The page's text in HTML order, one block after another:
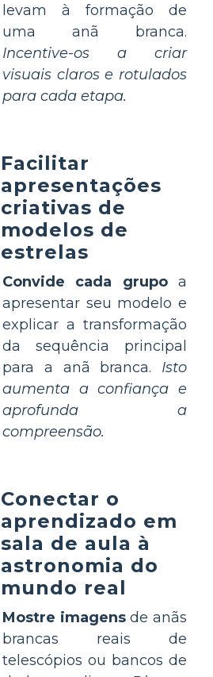
levam à formação de
uma anã branca.
Incentive-os a criar
visuais claros e rotulados
para cada etapa.
Facilitar
apresentações
criativas de
modelos de
estrelas
Convide cada grupoa
apresentar seu modelo e
explicar a transformação
da sequência principal
para a anã branca. Isto
aumenta a confiança e
aprofunda a
compreensão.
Conectar o
aprendizado em
sala de aula à
astronomia do
mundo real
Mostre imagensde anãs
brancas reais de
telescópios ou bancos de